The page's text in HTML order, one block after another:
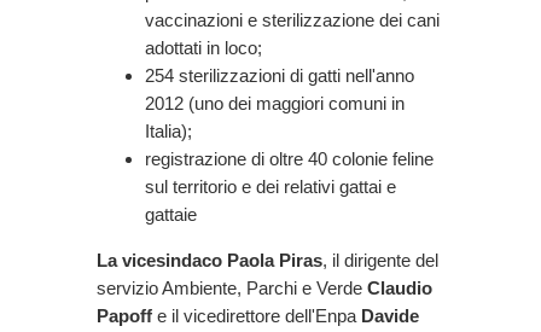
vaccinazioni e sterilizzazione dei cani
adottati in loco;
254 sterilizzazioni di gatti nell'anno
2012 (uno dei maggiori comuni in
Italia);
registrazione di oltre 40 colonie feline
sul territorio e dei relativi gattai e
gattaie
La vicesindaco Paola Piras, il dirigente del
servizio Ambiente, Parchi e Verde Claudio
Papoff e il vicedirettore dell'Enpa Davide